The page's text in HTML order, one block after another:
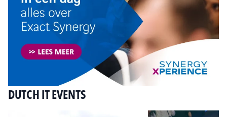
DUTCH IT EVENTS